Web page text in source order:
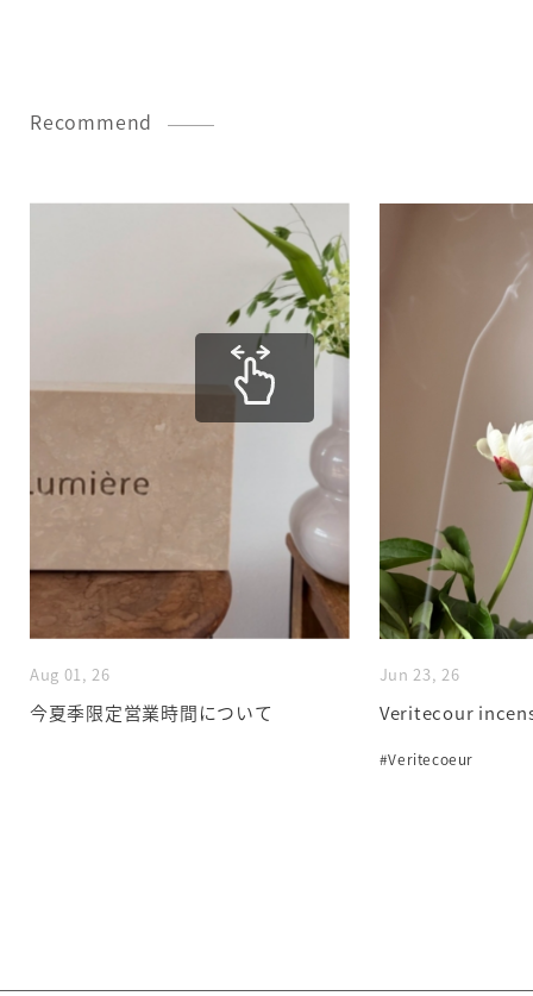
Recommend
Aug 01, 26
今夏季限定営業時間について
Jun 23, 26
Veritecour
#Veritecoeur